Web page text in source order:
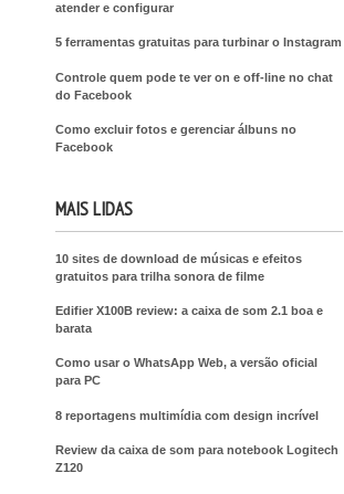
atender e configurar
5 ferramentas gratuitas para turbinar o Instagram
Controle quem pode te ver on e off-line no chat
do Facebook
Como excluir fotos e gerenciar álbuns no
Facebook
MAIS LIDAS
10 sites de download de músicas e efeitos
gratuitos para trilha sonora de filme
Edifier X100B review: a caixa de som 2.1 boa e
barata
Como usar o WhatsApp Web, a versão oficial
para PC
8 reportagens multimídia com design incrível
Review da caixa de som para notebook Logitech
Z120